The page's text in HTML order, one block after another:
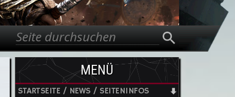
Suchformular
Suche
MENÜ
STARTSEITE / NEWS / SEITENINFOS